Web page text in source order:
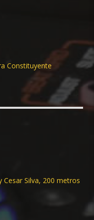
Constituyente
Cesar Silva, 200 metros